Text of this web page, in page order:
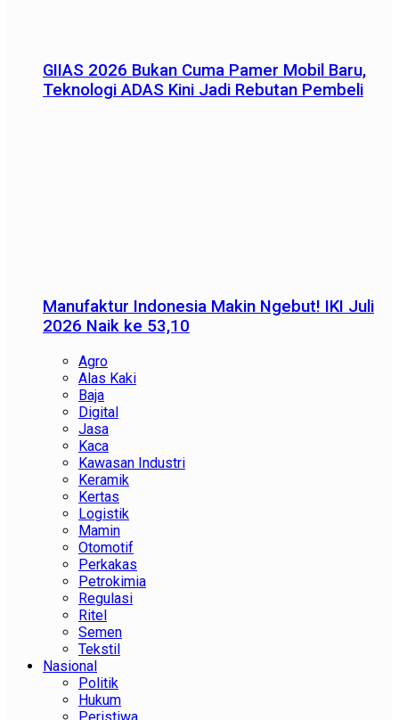
GIIAS 2026 Bukan Cuma Pamer Mobil Baru,
Teknologi ADAS Kini Jadi Rebutan Pembeli
Manufaktur Indonesia Makin Ngebut! IKI Juli
2026 Naik ke 53,10
Agro
Alas Kaki
Baja
Digital
Jasa
Kaca
Kawasan Industri
Keramik
Kertas
Logistik
Mamin
Otomotif
Perkakas
Petrokimia
Regulasi
Ritel
Semen
Tekstil
Nasional
Politik
Hukum